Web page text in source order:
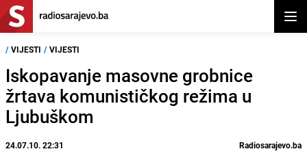
/ VIJESTI / VIJESTI
Iskopavanje masovne grobnice
žrtava komunističkog režima u
Ljubuškom
24.07.10. 22:31 Radiosarajevo.ba